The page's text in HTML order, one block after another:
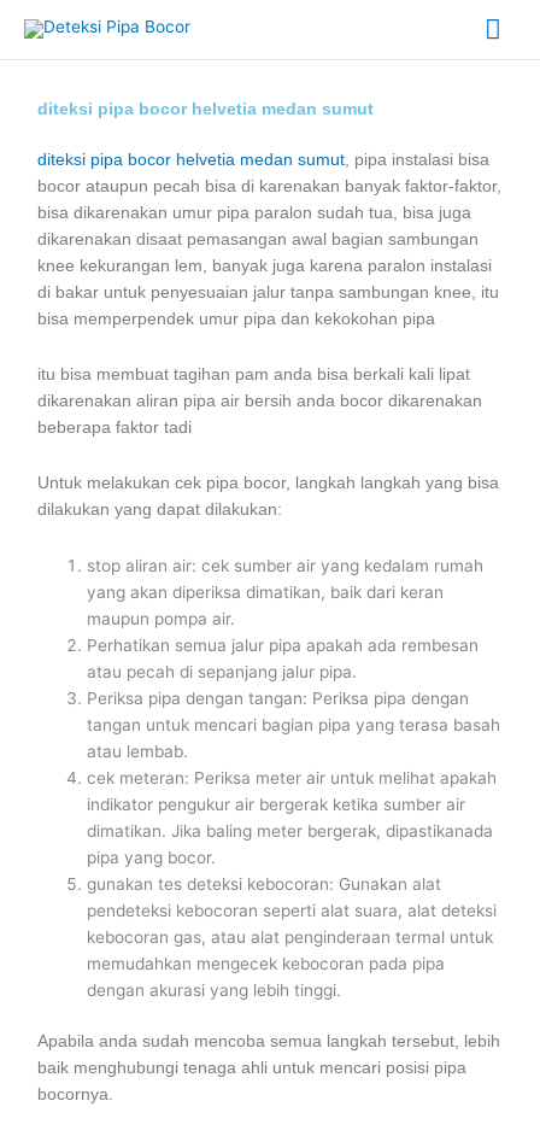
content
diteksi pipa bocor helvetia medan sumut
diteksi pipa bocor helvetia medan sumut, pipa instalasi bisa
bocor ataupun pecah bisa di karenakan banyak faktor-faktor,
bisa dikarenakan umur pipa paralon sudah tua, bisa juga
dikarenakan disaat pemasangan awal bagian sambungan
knee kekurangan lem, banyak juga karena paralon instalasi
di bakar untuk penyesuaian jalur tanpa sambungan knee, itu
bisa memperpendek umur pipa dan kekokohan pipa
itu bisa membuat tagihan pam anda bisa berkali kali lipat
dikarenakan aliran pipa air bersih anda bocor dikarenakan
beberapa faktor tadi
Untuk melakukan cek pipa bocor, langkah langkah yang bisa
dilakukan yang dapat dilakukan:
stop aliran air: cek sumber air yang kedalam rumah
yang akan diperiksa dimatikan, baik dari keran
maupun pompa air.
Perhatikan semua jalur pipa apakah ada rembesan
atau pecah di sepanjang jalur pipa.
Periksa pipa dengan tangan: Periksa pipa dengan
tangan untuk mencari bagian pipa yang terasa basah
atau lembab.
cek meteran: Periksa meter air untuk melihat apakah
indikator pengukur air bergerak ketika sumber air
dimatikan. Jika baling meter bergerak, dipastikanada
pipa yang bocor.
gunakan tes deteksi kebocoran: Gunakan alat
pendeteksi kebocoran seperti alat suara, alat deteksi
kebocoran gas, atau alat penginderaan termal untuk
memudahkan mengecek kebocoran pada pipa
dengan akurasi yang lebih tinggi.
Apabila anda sudah mencoba semua langkah tersebut, lebih
baik menghubungi tenaga ahli untuk mencari posisi pipa
bocornya.